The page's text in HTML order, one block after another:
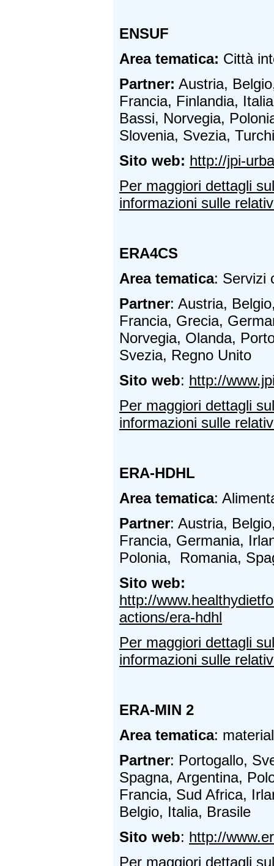
ENSUF
Area tematica: Città
Partner: Austria,
Francia, Finlandia,
Bassi, Norvegia,
Slovenia, Svezia,
Sito web: http://jpi-
Per maggiori dettagli
informazioni sulle
ERA4CS
Area tematica: Servizi
Partner: Austria,
Francia, Grecia,
Norvegia, Olanda,
Svezia, Regno Unito
Sito web: http://
Per maggiori dettagli
informazioni sulle
ERA-HDHL
Area tematica:
Partner: Austria,
Francia, Germania,
Polonia, Romania,
Sito web:
http://
actions/era-hdhl
Per maggiori dettagli
informazioni sulle
ERA-MIN 2
Area tematica:
Partner: Portogallo,
Spagna, Argentina,
Francia, Sud Africa,
Belgio, Italia, Brasile
Sito web: http://
Per maggiori dettagli